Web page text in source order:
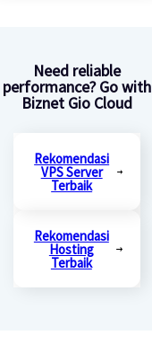
Need reliable
performance? Go with
Biznet Gio Cloud
Rekomendasi
VPS Server
Terbaik
Rekomendasi
Hosting
Terbaik